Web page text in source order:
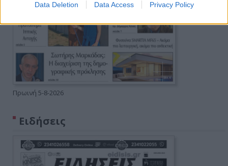
Data Deletion Data Access Privacy Policy
Πρωινή 5-8-2026
Ειδήσεις